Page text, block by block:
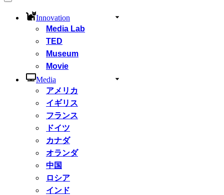
ナ
Innovation
Media Lab
TED
Museum
Movie
Media
アメリカ
イギリス
フランス
ドイツ
カナダ
オランダ
中国
ロシア
インド